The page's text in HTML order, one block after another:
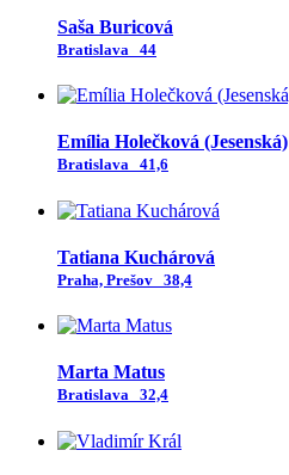
Saša Buricová
Bratislava 44
Emília Holečková (Jesenská)
Bratislava 41,6
Tatiana Kuchárová
Praha, Prešov 38,4
Marta Matus
Bratislava 32,4